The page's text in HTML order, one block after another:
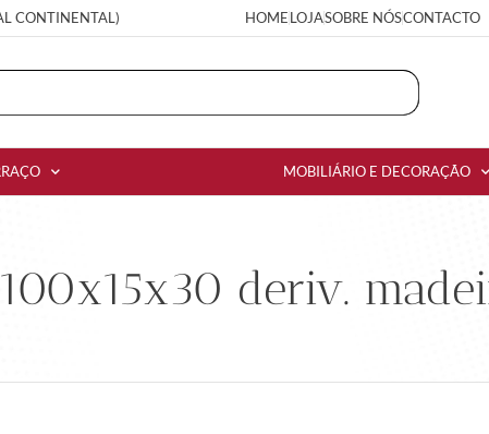
CONTINENTAL) HOMELOJASOBRE NÓSCONTACTO
MOBILIÁRIO E DECORAÇÃO
deriv.